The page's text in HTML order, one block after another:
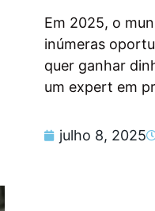
Em 2025, o
inúmeras
quer ganhar
um expert em
julho 8, 2025